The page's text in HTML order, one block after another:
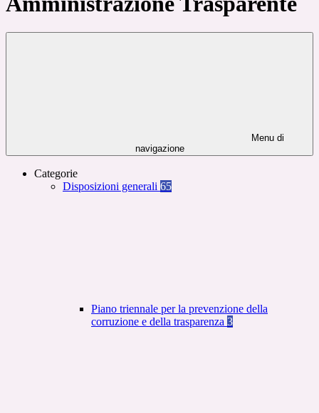
Menu di
navigazione
Categorie
Disposizioni generali 65
Piano triennale per la prevenzione della
corruzione e della trasparenza 3